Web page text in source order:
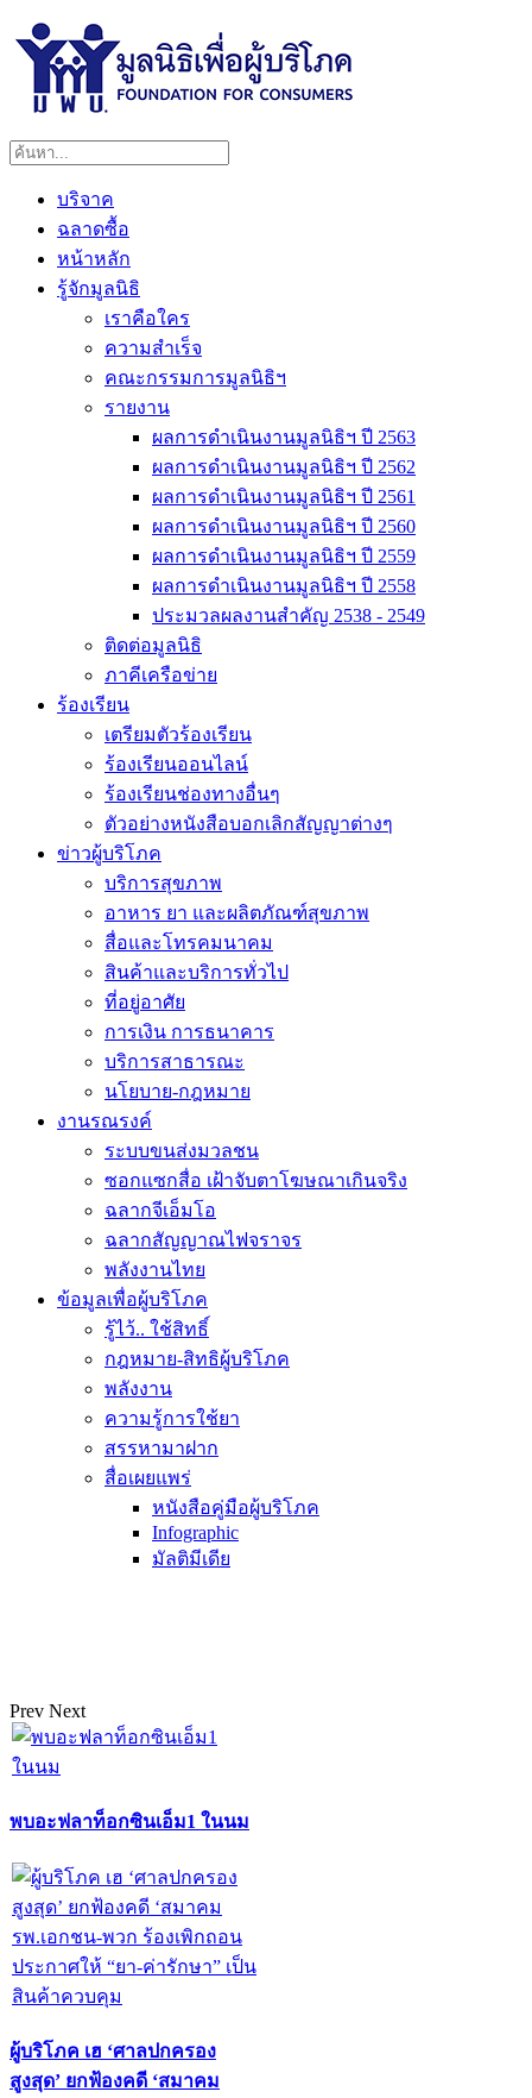
บริจาค
ฉลาดซื้อ
หน้าหลัก
รู้จักมูลนิธิ
เราคือใคร
ความสำเร็จ
คณะกรรมการมูลนิธิฯ
รายงาน
ผลการดำเนินงานมูลนิธิฯ ปี 2563
ผลการดำเนินงานมูลนิธิฯ ปี 2562
ผลการดำเนินงานมูลนิธิฯ ปี 2561
ผลการดำเนินงานมูลนิธิฯ ปี 2560
ผลการดำเนินงานมูลนิธิฯ ปี 2559
ผลการดำเนินงานมูลนิธิฯ ปี 2558
ประมวลผลงานสำคัญ 2538 - 2549
ติดต่อมูลนิธิ
ภาคีเครือข่าย
ร้องเรียน
เตรียมตัวร้องเรียน
ร้องเรียนออนไลน์
ร้องเรียนช่องทางอื่นๆ
ตัวอย่างหนังสือบอกเลิกสัญญาต่างๆ
ข่าวผู้บริโภค
บริการสุขภาพ
อาหาร ยา และผลิตภัณฑ์สุขภาพ
สื่อและโทรคมนาคม
สินค้าและบริการทั่วไป
ที่อยู่อาศัย
การเงิน การธนาคาร
บริการสาธารณะ
นโยบาย-กฎหมาย
งานรณรงค์
ระบบขนส่งมวลชน
ซอกแซกสื่อ เฝ้าจับตาโฆษณาเกินจริง
ฉลากจีเอ็มโอ
ฉลากสัญญาณไฟจราจร
พลังงานไทย
ข้อมูลเพื่อผู้บริโภค
รู้ไว้.. ใช้สิทธิ์
กฎหมาย-สิทธิผู้บริโภค
พลังงาน
ความรู้การใช้ยา
สรรหามาฝาก
สื่อเผยแพร่
หนังสือคู่มือผู้บริโภค
Infographic
มัลติมีเดีย
Prev Next
พบอะฟลาท็อกซินเอ็ม1 ในนม
ผู้บริโภค เฮ ‘ศาลปกครอง
สูงสุด’ ยกฟ้องคดี ‘สมาคม